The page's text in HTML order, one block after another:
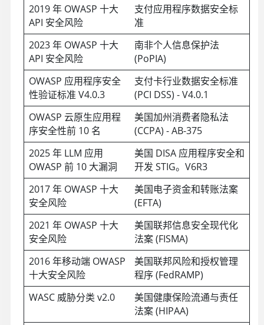
2019 年 OWASP 十大
API 安全风险
支付应用程序数据安全标
准
2023 年 OWASP 十大
API 安全风险
南非个人信息保护法
(PoPIA)
OWASP 应用程序安全
性验证标准 V4.0.3
支付卡行业数据安全标准
(PCI DSS) - V4.0.1
OWASP 云原生应用程
序安全性前 10 名
美国加州消费者隐私法
(CCPA) - AB-375
2025 年 LLM 应用
OWASP 前 10 大漏洞
美国 DISA 应用程序安全和
开发 STIG。V6R3
2017 年 OWASP 十大
安全风险
美国电子资金和转账法案
(EFTA)
2021 年 OWASP 十大
安全风险
美国联邦信息安全现代化
法案 (FISMA)
2016 年移动端 OWASP
十大安全风险
美国联邦风险和授权管理
程序 (FedRAMP)
WASC 威胁分类 v2.0
美国健康保险流通与责任
法案 (HIPAA)